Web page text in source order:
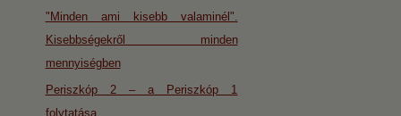
"Minden ami kisebb valaminél".
Kisebbségekről minden
mennyiségben
Periszkóp 2 – a Periszkóp 1
folytatása